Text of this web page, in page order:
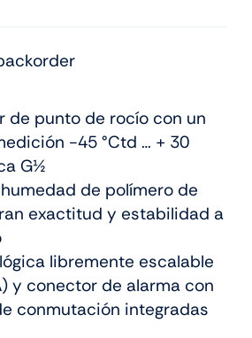
de punto de rocío con un
-45 °Ctd … + 30
G½
de polímero de
exactitud y estabilidad a
libremente escalable
y conector de alarma con
conmutación integradas